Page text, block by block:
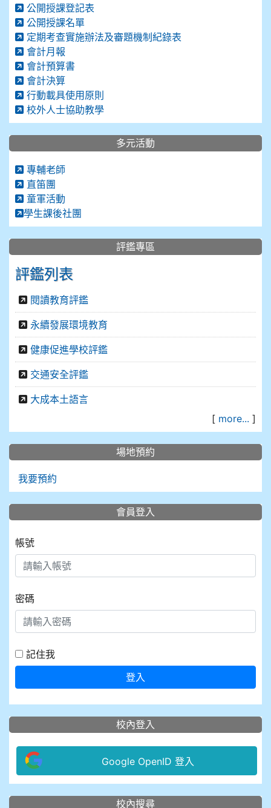
公開授課登記表
公開授課名單
定期考查實施辦法及審題機制紀錄表
會計月報
會計預算書
會計決算
行動載具使用原則
校外人士協助教學
多元活動
專輔老師
直笛團
童軍活動
學生課後社團
評鑑專區
評鑑列表
閱讀教育評鑑
永續發展環境教育
健康促進學校評鑑
交通安全評鑑
大成本土語言
[ more... ]
場地預約
我要預約
會員登入
帳號
密碼
記住我
登入
校內登入
Google OpenID 登入
::: 校內搜尋